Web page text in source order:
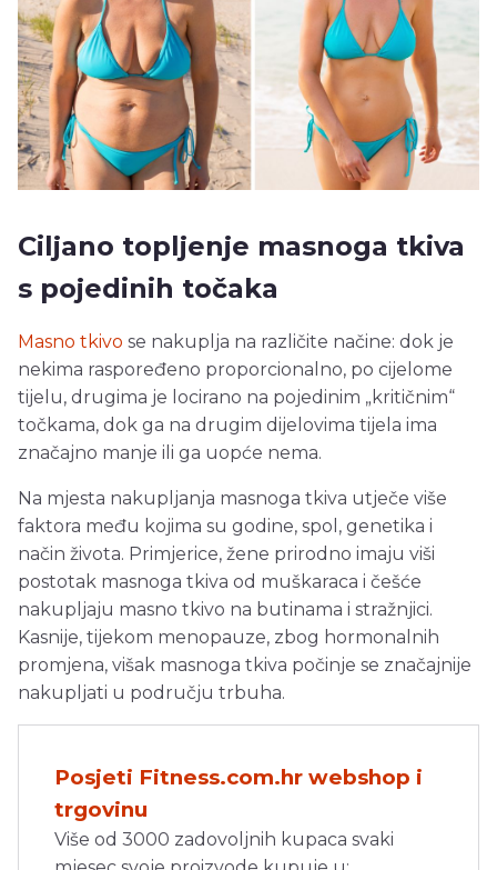
Ciljano topljenje masnoga tkiva
s pojedinih točaka
Masno tkivo se nakuplja na različite načine: dok je
nekima raspoređeno proporcionalno, po cijelome
tijelu, drugima je locirano na pojedinim „kritičnim“
točkama, dok ga na drugim dijelovima tijela ima
značajno manje ili ga uopće nema.
Na mjesta nakupljanja masnoga tkiva utječe više
faktora među kojima su godine, spol, genetika i
način života. Primjerice, žene prirodno imaju viši
postotak masnoga tkiva od muškaraca i češće
nakupljaju masno tkivo na butinama i stražnjici.
Kasnije, tijekom menopauze, zbog hormonalnih
promjena, višak masnoga tkiva počinje se značajnije
nakupljati u području trbuha.
Posjeti Fitness.com.hr webshop i
trgovinu
Više od 3000 zadovoljnih kupaca svaki